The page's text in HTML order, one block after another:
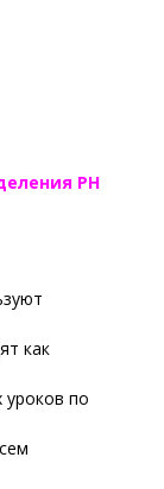
PH
как
по